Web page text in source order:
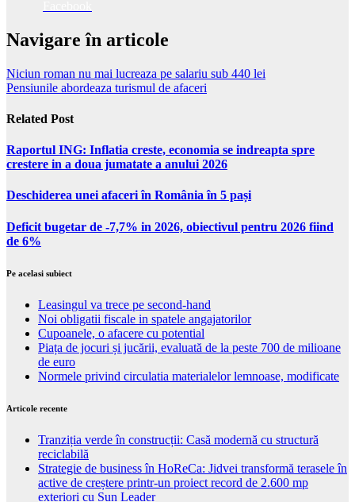
Navigare în articole
Niciun roman nu mai lucreaza pe salariu sub 440 lei
Pensiunile abordeaza turismul de afaceri
Related Post
Raportul ING: Inflatia creste, economia se indreapta spre
crestere in a doua jumatate a anului 2026
Deschiderea unei afaceri în România în 5 pași
Deficit bugetar de -7,7% in 2026, obiectivul pentru 2026 fiind
de 6%
Pe acelasi subiect
Leasingul va trece pe second-hand
Noi obligatii fiscale in spatele angajatorilor
Cupoanele, o afacere cu potential
Piața de jocuri și jucării, evaluată de la peste 700 de milioane
de euro
Normele privind circulatia materialelor lemnoase, modificate
Articole recente
Tranziția verde în construcții: Casă modernă cu structură
reciclabilă
Strategie de business în HoReCa: Jidvei transformă terasele în
active de creștere printr-un proiect record de 2.600 mp
exteriori cu Sun Leader